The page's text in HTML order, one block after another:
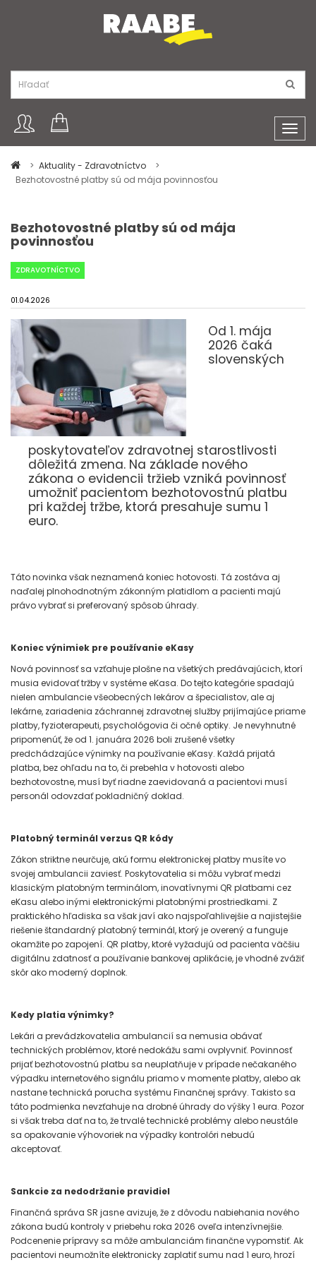
Aktuality - Zdravotníctvo
Bezhotovostné platby sú od mája povinnosťou
Bezhotovostné platby sú od mája
povinnosťou
ZDRAVOTNÍCTVO
01.04.2026
Od 1. mája
2026 čaká
slovenských
poskytovateľov zdravotnej starostlivosti
dôležitá zmena. Na základe nového
zákona o evidencii tržieb vzniká povinnosť
umožniť pacientom bezhotovostnú platbu
pri každej tržbe, ktorá presahuje sumu 1
euro.
Táto novinka však neznamená koniec hotovosti. Tá zostáva aj
naďalej plnohodnotným zákonným platidlom a pacienti majú
právo vybrať si preferovaný spôsob úhrady.
Koniec výnimiek pre používanie eKasy
Nová povinnosť sa vzťahuje plošne na všetkých predávajúcich, ktorí
musia evidovať tržby v systéme eKasa. Do tejto kategórie spadajú
nielen ambulancie všeobecných lekárov a špecialistov, ale aj
lekárne, zariadenia záchrannej zdravotnej služby prijímajúce priame
platby, fyzioterapeuti, psychológovia či očné optiky. Je nevyhnutné
pripomenúť, že od 1. januára 2026 boli zrušené všetky
predchádzajúce výnimky na používanie eKasy. Každá prijatá
platba, bez ohľadu na to, či prebehla v hotovosti alebo
bezhotovostne, musí byť riadne zaevidovaná a pacientovi musí
personál odovzdať pokladničný doklad.
Platobný terminál verzus QR kódy
Zákon striktne neurčuje, akú formu elektronickej platby musíte vo
svojej ambulancii zaviesť. Poskytovatelia si môžu vybrať medzi
klasickým platobným terminálom, inovatívnymi QR platbami cez
eKasu alebo inými elektronickými platobnými prostriedkami. Z
praktického hľadiska sa však javí ako najspoľahlivejšie a najistejšie
riešenie štandardný platobný terminál, ktorý je overený a funguje
okamžite po zapojení. QR platby, ktoré vyžadujú od pacienta väčšiu
digitálnu zdatnosť a používanie bankovej aplikácie, je vhodné zvážiť
skôr ako moderný doplnok.
Kedy platia výnimky?
Lekári a prevádzkovatelia ambulancií sa nemusia obávať
technických problémov, ktoré nedokážu sami ovplyvniť. Povinnosť
prijať bezhotovostnú platbu sa neuplatňuje v prípade nečakaného
výpadku internetového signálu priamo v momente platby, alebo ak
nastane technická porucha systému Finančnej správy. Takisto sa
táto podmienka nevzťahuje na drobné úhrady do výšky 1 eura. Pozor
si však treba dať na to, že trvalé technické problémy alebo neustále
sa opakovanie výhovoriek na výpadky kontrolóri nebudú
akceptovať.
Sankcie za nedodržanie pravidiel
Finančná správa SR jasne avizuje, že z dôvodu nabiehania nového
zákona budú kontroly v priebehu roka 2026 oveľa intenzívnejšie.
Podcenenie prípravy sa môže ambulanciám finančne vypomstiť. Ak
pacientovi neumožníte elektronicky zaplatiť sumu nad 1 euro, hrozí